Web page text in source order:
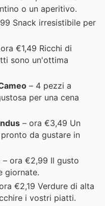
o un aperitivo.
Snack irresistibile per
€1,49 Ricchi di
sono un'ottima
– 4 pezzi a
per una cena
– ora €3,49 Un
da gustare in
– ora €2,99 Il gusto
giornate.
€2,19 Verdure di alta
i vostri piatti.